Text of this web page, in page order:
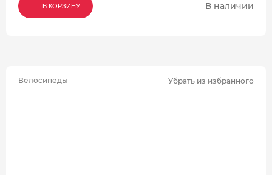
В КОРЗИНУ
В КОРЗИНУ
В КОРЗИНУ В наличии
Велосипеды Убрать из избранного